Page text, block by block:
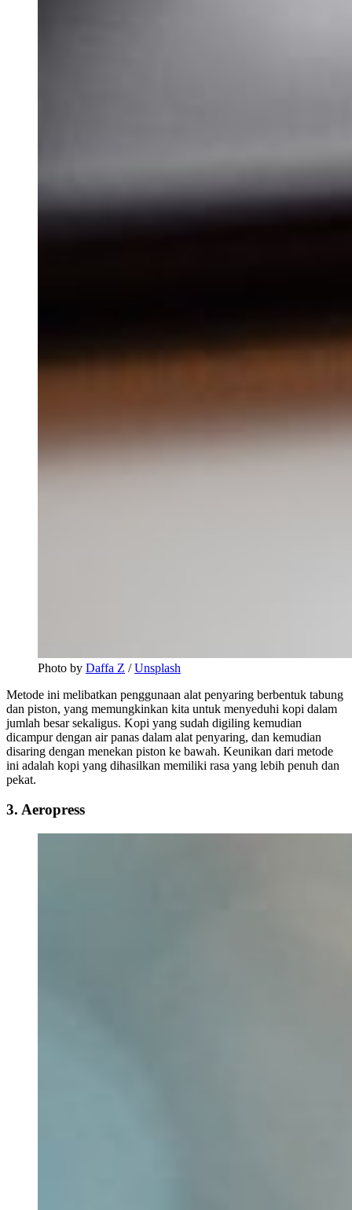
Photo by Daffa Z /Unsplash
Metode ini melibatkan penggunaan alat penyaring berbentuk tabung
dan piston, yang memungkinkan kita untuk menyeduhi kopi dalam
jumlah besar sekaligus. Kopi yang sudah digiling kemudian
dicampur dengan air panas dalam alat penyaring, dan kemudian
disaring dengan menekan piston ke bawah. Keunikan dari metode
ini adalah kopi yang dihasilkan memiliki rasa yang lebih penuh dan
pekat.
3. Aeropress